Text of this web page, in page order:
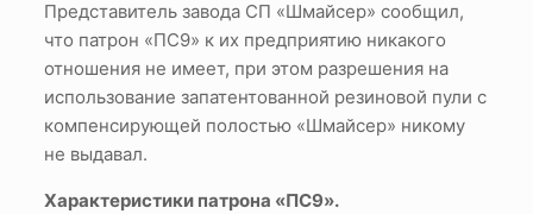
Представитель завода СП «Шмайсер» сообщил,
что патрон «ПС9» к их предприятию никакого
отношения не имеет, при этом разрешения на
использование запатентованной резиновой пули с
компенсирующей полостью «Шмайсер» никому
не выдавал.
Характеристики патрона «ПС9».